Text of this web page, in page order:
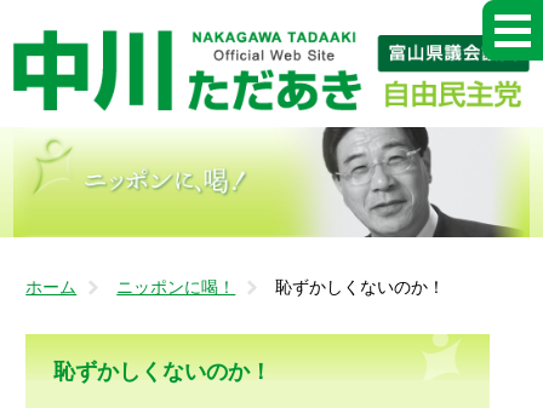
ホーム ニッポンに喝！ 恥ずかしくないのか！
恥ずかしくないのか！